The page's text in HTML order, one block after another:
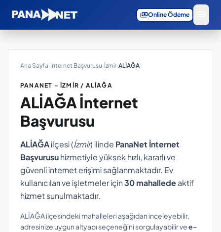
paymentsOnline Ödeme
Ana Sayfa›İnternet Başvurusu›İzmir›ALİAĞA
PANANET – İZMIR / ALİAĞA
ALİAĞAİnternet
Başvurusu
ALİAĞAilçesi (İzmir) ilinde PanaNet İnternet
Başvurusuhizmetiyle yüksek hızlı, kararlı ve
güvenli internet erişimi sağlanmaktadır. Ev
kullanıcıları ve işletmeler için30 mahalledeaktif
hizmet sunulmaktadır.
ALİAĞA ilçesindeki mahalleleri aşağıdan inceleyebilir,
adresinize uygun altyapı seçeneğini sorgulayabilir vee-